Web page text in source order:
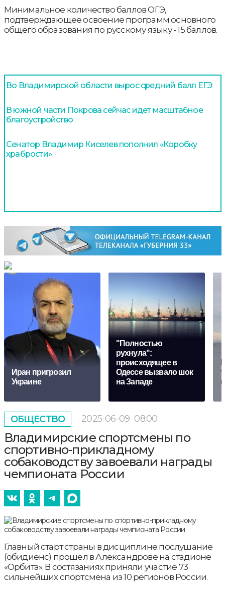
Минимальное количество баллов ОГЭ,
подтверждающее освоение программ основного
общего образования по русскому языку - 15 баллов.
Во Владимирской области вырос средний балл ЕГЭ
В южной части Покрова сейчас идет масштабное
благоустройство
Сенатор Владимир Киселев пополнил «Коробку
храбрости»
Иран пригрозил
Украине
"Полностью
рухнула":
происходящее в
Одессе вызвало шок
на Западе
ОБЩЕСТВО 2025-06-09 08:00
Владимирские спортсмены по
спортивно-прикладному
собаководству завоевали награды
чемпионата России
Главный старт страны в дисциплине послушание
(обидиенс) прошел в Александрове на стадионе
«Орбита». В состязаниях приняли участие 73
сильнейших спортсмена из 10 регионов России.